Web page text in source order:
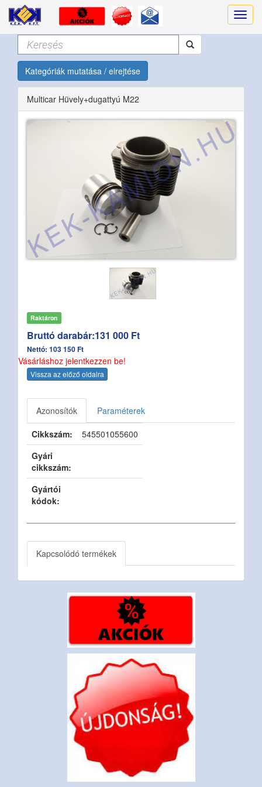
Kategóriák mutatása / elrejtése
Multicar Hüvely+dugattyú M22
Raktáron
Bruttó darabár:131 000 Ft
Nettó: 103 150 Ft
Vásárláshoz jelentkezzen be!
Vissza az előző oldalra
Azonosítók
Paraméterek
Cikkszám:
545501055600
Gyári
cikkszám:
Gyártói
kódok:
Kapcsolódó termékek